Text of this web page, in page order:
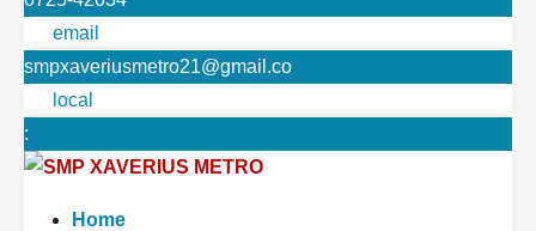
email
smpxaveriusmetro21@gmail.co
local
:
Home